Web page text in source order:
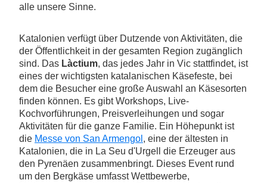
alle unsere Sinne.
Katalonien verfügt über Dutzende von Aktivitäten, die
der Öffentlichkeit in der gesamten Region zugänglich
sind. Das Làctium, das jedes Jahr in Vic stattfindet, ist
eines der wichtigsten katalanischen Käsefeste, bei
dem die Besucher eine große Auswahl an Käsesorten
finden können. Es gibt Workshops, Live-
Kochvorführungen, Preisverleihungen und sogar
Aktivitäten für die ganze Familie. Ein Höhepunkt ist
die Messe von San Armengol , eine der ältesten in
Katalonien, die in La Seu d'Urgell die Erzeuger aus
den Pyrenäen zusammenbringt. Dieses Event rund
um den Bergkäse umfasst Wettbewerbe,